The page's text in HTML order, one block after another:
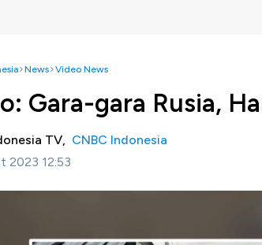
News Video News
Gara-gara Rusia,
TV, CNBC Indonesia
2023 12:53